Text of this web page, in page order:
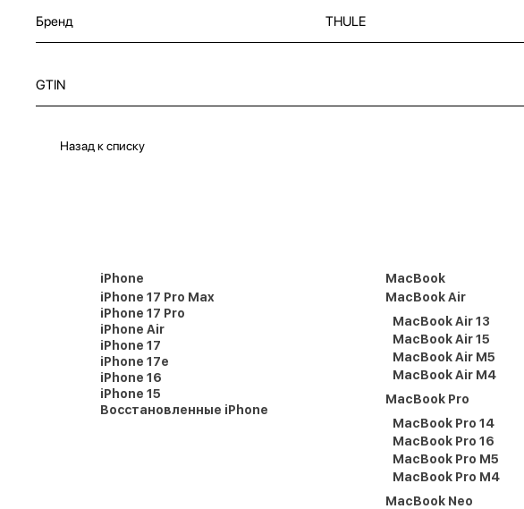
Бренд THULE
GTIN
Назад к списку
iPhone
iPhone 17 Pro Max
iPhone 17 Pro
iPhone Air
iPhone 17
iPhone 17e
iPhone 16
iPhone 15
Восстановленные iPhone
MacBook
MacBook Air
MacBook Air 13
MacBook Air 15
MacBook Air M5
MacBook Air M4
MacBook Pro
MacBook Pro 14
MacBook Pro 16
MacBook Pro M5
MacBook Pro M4
MacBook Neo